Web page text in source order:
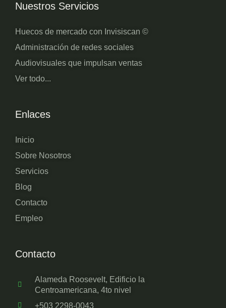
Contacto
Alameda Roosevelt, Edificio la
Centroamericana, 4to nivel
+503 2298-0043
Enlaces
Inicio
Sobre Nosotros
Servicios
Blog
Contacto
Empleo
Nuestros Servicios
Huecos de mercado con Invisiscan ©
Administración de redes sociales
Audiovisuales que impulsan ventas
Ver todo...